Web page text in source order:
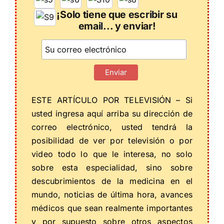
¡Solo tiene que escribir su
email... y enviar!
ESTE ARTÍCULO POR TELEVISIÓN – Si
usted ingresa aquí arriba su dirección de
correo electrónico, usted tendrá la
posibilidad de ver por televisión o por
video todo lo que le interesa, no solo
sobre esta especialidad, sino sobre
descubrimientos de la medicina en el
mundo, noticias de última hora, avances
médicos que sean realmente importantes
y por supuesto sobre otros aspectos